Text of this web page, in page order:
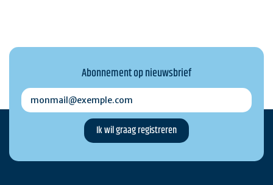
Abonnement op nieuwsbrief
monmail@exemple.com